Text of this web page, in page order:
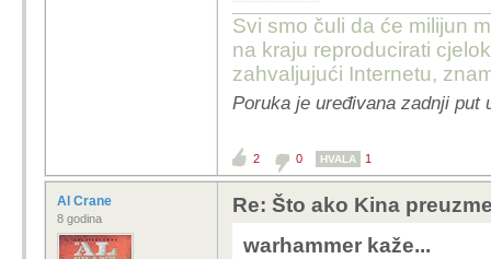
Svi smo čuli da će milijun
na kraju reproducirati
zahvaljujući Internetu,
Poruka je uređivana zadnji put
2 0 HVALA 1
Al Crane
8 godina
Re: Što ako Kina
warhammer kaže...